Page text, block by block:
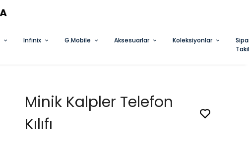
Infinix G.Mobile Aksesuarlar Koleksiyonlar
Minik Kalpler Telefon
Kılıfı